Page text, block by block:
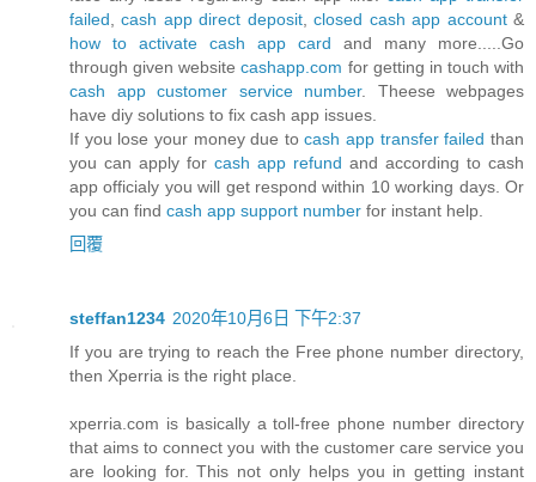
failed ,cash app direct deposit,closed cash app account&
how to activate cash app card and many more.....Go
through given websitecashapp.com for getting in touch with
cash app customer service number. Theese webpages
have diy solutions to fix cash app issues.
If you lose your money due tocash app transfer failed than
you can apply for cash app refund and according to cash
app officialy you will get respond within 10 working days. Or
you can find cash app support number for instant help.
回覆
steffan1234 2020年10月6日 下午2:37
If you are trying to reach the Free phone number directory,
then Xperria is the right place.
xperria.com is basically a toll-free phone number directory
that aims to connect you with the customer care service you
are looking for. This not only helps you in getting instant